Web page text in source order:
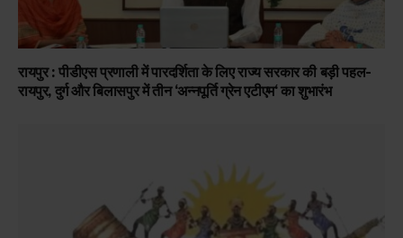
रायपुर : पीडीएस प्रणाली में पारदर्शिता के लिए राज्य सरकार की बड़ी पहल-
रायपुर, दुर्ग और बिलासपुर में तीन ‘अन्नपूर्ति ग्रेन एटीएम‘ का शुभारंभ